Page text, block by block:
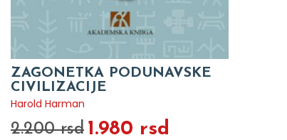
ZAGONETKA PODUNAVSKE
CIVILIZACIJE
Harold Harman
2.200 rsd 1.980 rsd